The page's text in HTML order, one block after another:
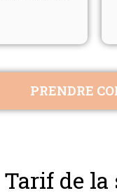
PRENDRE
Tarif de la